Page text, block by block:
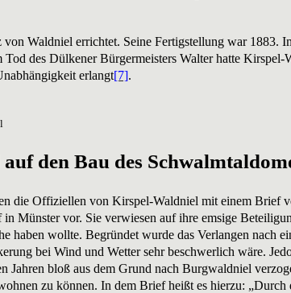
Waldniel errichtet. Seine Fertigstellung war 1883.
des Dülkener Bürgermeisters Walter hatte Kirspel-
erlangt[7].
den Bau des
die Offiziellen von Kirspel-Waldniel mit einem Brief
Münster vor. Sie verwiesen auf ihre emsige
wollte. Begründet wurde das Verlangen nach
bei Wind und Wetter sehr beschwerlich wäre.
Jahren bloß aus dem Grund nach Burgwaldniel
zu können. In dem Brief heißt es hierzu: